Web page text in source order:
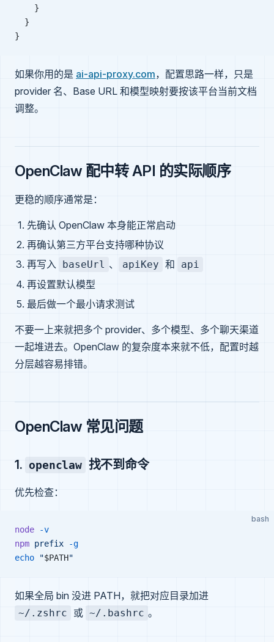
    }
  }
}
如果你用的是 ai-api-proxy.com，配置思路一样，只是
provider 名、Base URL 和模型映射要按该平台当前文档
调整。
OpenClaw 配中转 API 的实际顺序
更稳的顺序通常是：
先确认 OpenClaw 本身能正常启动
再确认第三方平台支持哪种协议
再写入 baseUrl 、 apiKey 和 api
再设置默认模型
最后做一个最小请求测试
不要一上来就把多个 provider、多个模型、多个聊天渠道
一起堆进去。OpenClaw 的复杂度本来就不低，配置时越
分层越容易排错。
OpenClaw 常见问题
1. openclaw 找不到命令
优先检查：
bash
node -v
npm prefix -g
echo "$PATH"
如果全局 bin 没进 PATH，就把对应目录加进
~/.zshrc 或 ~/.bashrc 。